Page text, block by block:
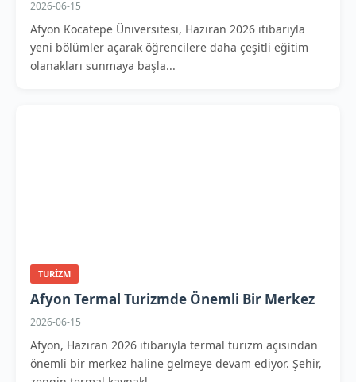
2026-06-15
Afyon Kocatepe Üniversitesi, Haziran 2026 itibarıyla
yeni bölümler açarak öğrencilere daha çeşitli eğitim
olanakları sunmaya başla...
TURIZM
Afyon Termal Turizmde Önemli Bir Merkez
2026-06-15
Afyon, Haziran 2026 itibarıyla termal turizm açısından
önemli bir merkez haline gelmeye devam ediyor. Şehir,